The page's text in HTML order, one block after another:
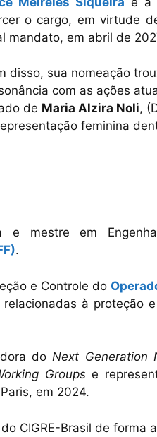
o cargo, em virtude
mandato, em abril de
disso, sua nomeação
com as ações
de Maria Alzira Noli,
feminina
e mestre em
.
e Controle do
à proteção
doNext Generation
Groupse
em 2024.
CIGRE-Brasil de forma